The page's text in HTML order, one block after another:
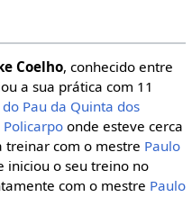
Coelho, conhecido entre
a sua prática com 11
do Pau da Quinta dos
onde esteve cerca
treinar com o mestre Paulo
iniciou o seu treino no
com o mestre Paulo